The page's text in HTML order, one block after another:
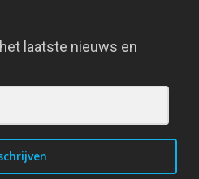
laatste nieuws en